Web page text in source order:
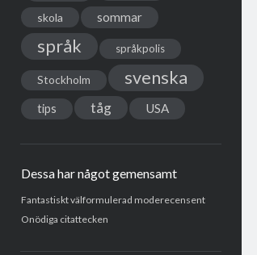
skola sommar
språk språkpolis
Stockholm svenska
tips tåg USA
Dessa har något gemensamt
Fantastiskt välformulerad moderecensent
Onödiga citattecken